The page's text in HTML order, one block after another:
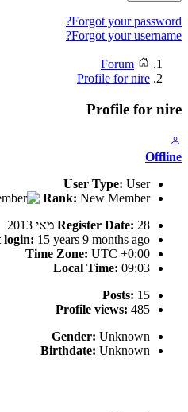
Forgot your password?
Forgot your username?
Forum
Profile for nire
Profile for nire
Offline
User Type: User
Rank: New Member
Register Date: 28 מאי 2013
login: 15 years 9 months ago
Time Zone: UTC +0:00
Local Time: 09:03
Posts: 15
Profile views: 485
Gender: Unknown
Birthdate: Unknown